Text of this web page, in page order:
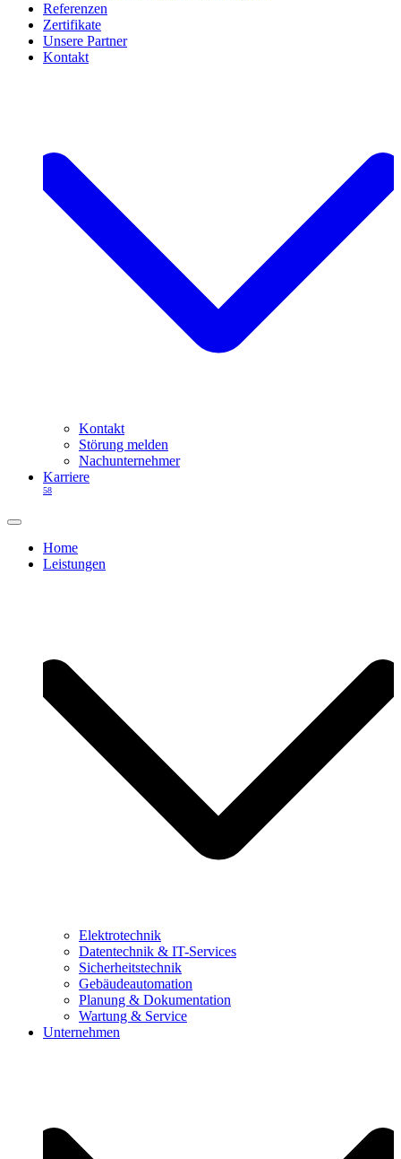
Referenzen
Zertifikate
Unsere Partner
Kontakt
Kontakt
Störung melden
Nachunternehmer
Karriere
58
Home
Leistungen
Elektrotechnik
Datentechnik & IT-Services
Sicherheitstechnik
Gebäudeautomation
Planung & Dokumentation
Wartung & Service
Unternehmen